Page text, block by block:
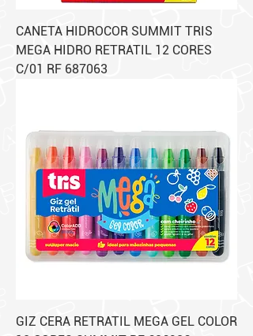
CANETA HIDROCOR SUMMIT TRIS
MEGA HIDRO RETRATIL 12 CORES
C/01 RF 687063
GIZ CERA RETRATIL MEGA GEL COLOR